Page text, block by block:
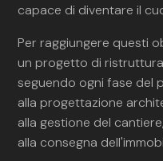
capace di diventare il
Per raggiungere questi
un progetto di
seguendo ogni fase del
alla progettazione
alla gestione del
alla consegna